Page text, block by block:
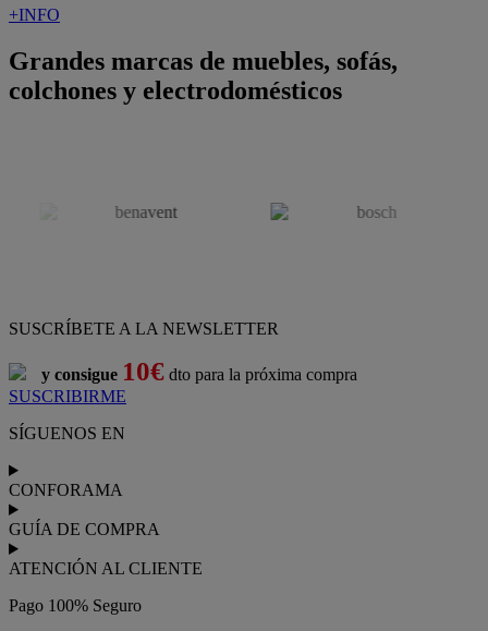
+INFO
Grandes marcas de muebles, sofás,
colchones y electrodomésticos
SUSCRÍBETE A LA NEWSLETTER
y consigue 10€ dto para la próxima compra
SUSCRIBIRME
SÍGUENOS EN
CONFORAMA
GUÍA DE COMPRA
ATENCIÓN AL CLIENTE
Pago 100% Seguro